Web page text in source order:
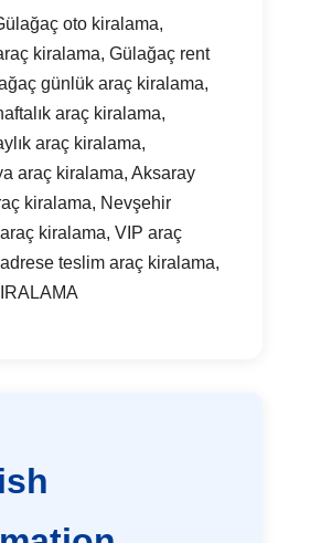
oto kiralama,
kiralama, Gülağaç rent
günlük araç kiralama,
araç kiralama,
araç kiralama,
araç kiralama, Aksaray
kiralama, Nevşehir
araç kiralama, VIP araç
teslim araç kiralama,